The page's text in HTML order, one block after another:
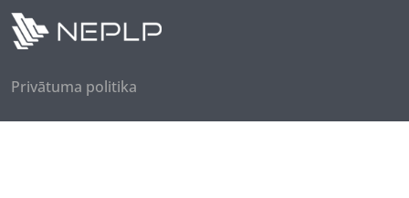
Privātuma politika